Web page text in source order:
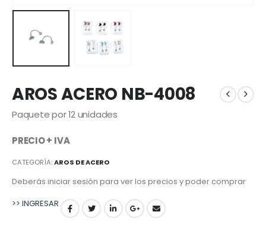
AROS ACERO NB-4008
Paquete por 12 unidades
PRECIO + IVA
CATEGORÍA:AROS DE ACERO
Deberás iniciar sesión para ver los precios y poder comprar
>> INGRESAR